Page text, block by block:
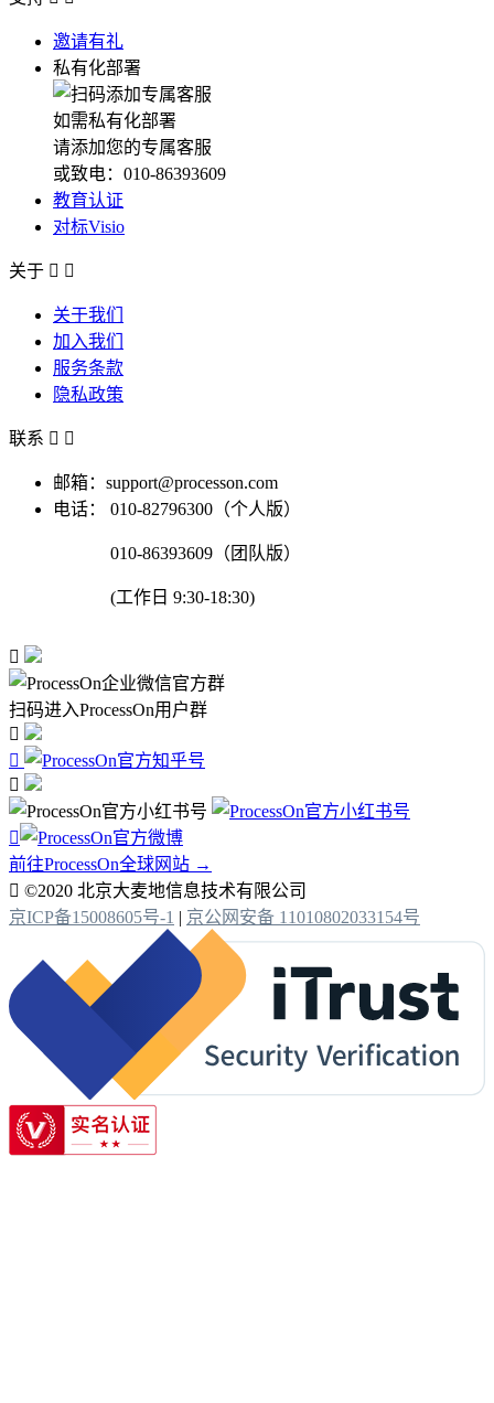
邀请有礼
私有化部署
如需私有化部署
请添加您的专属客服
或致电：010-86393609
教育认证
对标Visio
关于  
关于我们
加入我们
服务条款
隐私政策
联系  
邮箱：support@processon.com
电话：
010-82796300（个人版）
010-86393609（团队版）
(工作日 9:30-18:30)

扫码进入ProcessOn用户群




前往ProcessOn全球网站 →
 ©2020 北京大麦地信息技术有限公司
京ICP备15008605号-1 | 京公网安备 11010802033154号